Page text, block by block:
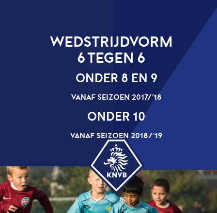
WEDSTRIJDVORM
6 TEGEN 6
ONDER 8 EN 9
VANAF SEIZOEN 2017/’18
ONDER 10
VANAF SEIZOEN 2018/’19